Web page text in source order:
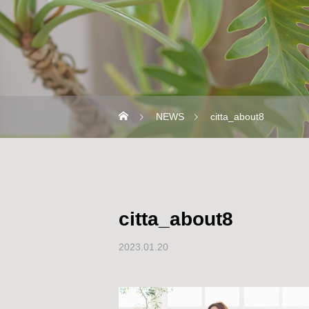
NEWS citta_about8
citta_about8
2023.01.20